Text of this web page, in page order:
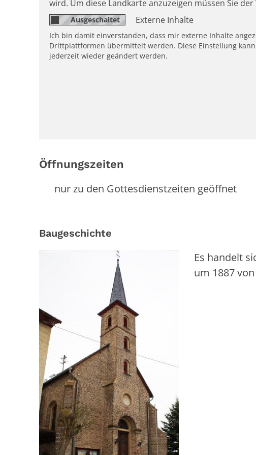
wird. Um diese Landkarte anzuzeigen müssen Sie
Externe Inhalte
Ich bin damit einverstanden, dass mir externe Inhalte
Drittplattformen übermittelt werden. Diese Einstellung
jederzeit wieder geändert werden.
Öffnungszeiten
nur zu den Gottesdienstzeiten geöffnet
Baugeschichte
Es handelt
um 1887